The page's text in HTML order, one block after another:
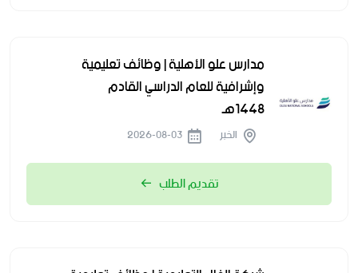
مدارس علو الأهلية | وظائف تعليمية
وإشرافية للعام الدراسي القادم
1448هـ
الخبر
تقديم الطلب